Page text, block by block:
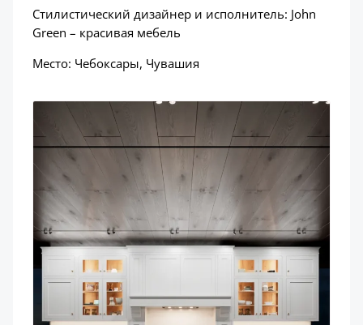
Стилистический дизайнер и исполнитель: John
Green – красивая мебель
Место: Чебоксары, Чувашия